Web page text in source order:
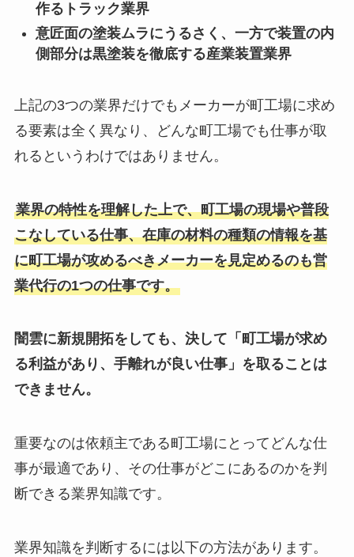
作るトラック業界
意匠面の塗装ムラにうるさく、一方で装置の内
側部分は黒塗装を徹底する産業装置業界
上記の3つの業界だけでもメーカーが町工場に求め
る要素は全く異なり、どんな町工場でも仕事が取
れるというわけではありません。
業界の特性を理解した上で、町工場の現場や普段
こなしている仕事、在庫の材料の種類の情報を基
に町工場が攻めるべきメーカーを見定めるのも営
業代行の1つの仕事です。
闇雲に新規開拓をしても、決して「町工場が求め
る利益があり、手離れが良い仕事」を取ることは
できません。
重要なのは依頼主である町工場にとってどんな仕
事が最適であり、その仕事がどこにあるのかを判
断できる業界知識です。
業界知識を判断するには以下の方法があります。